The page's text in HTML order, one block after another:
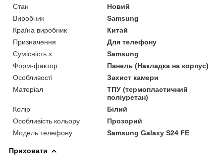
Стан
Новий
Виробник
Samsung
Країна виробник
Китай
Призначення
Для телефону
Сумісність з
Samsung
Форм-фактор
Панель (Накладка на корпус)
Особливості
Захист камери
Матеріал
ТПУ (термопластичний
поліуретан)
Колір
Білий
Особливість кольору
Прозорий
Модель телефону
Samsung Galaxy S24 FE
Приховати